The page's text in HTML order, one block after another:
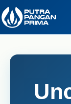
to
content